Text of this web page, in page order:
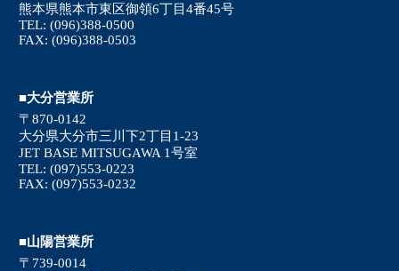
熊本県熊本市東区御領6丁目4番45号
TEL: (096)388-0500
FAX: (096)388-0503
■大分営業所
〒870-0142
大分県大分市三川下2丁目1-23
JET BASE MITSUGAWA 1号室
TEL: (097)553-0223
FAX: (097)553-0232
■山陽営業所
〒739-0014